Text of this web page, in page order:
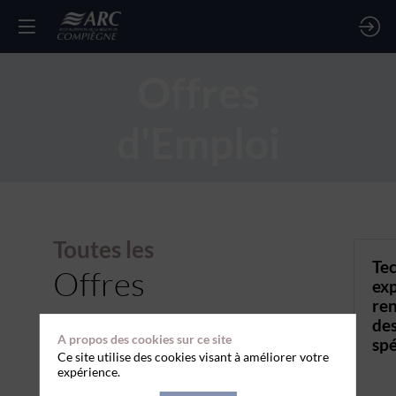
Toutes les
Offres
TYPE DE CONTRAT
A propos des cookies sur ce site
Ce site utilise des cookies visant à améliorer votre
expérience.